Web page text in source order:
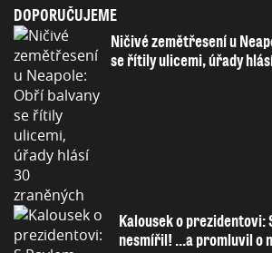
DOPORUČUJEME
Ničivé zemětřesení u
se řítily ulicemi, úřady
Kalousek o prezidentovi:
nesmířil! ...a promluvil o